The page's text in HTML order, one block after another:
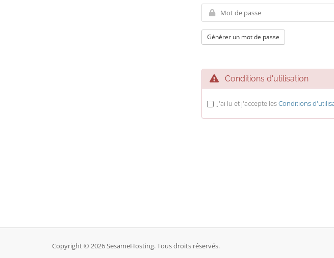
Générer un mot de passe
Conditions d'utilisation
J'ai lu et j'accepte lesConditions
Copyright © 2026 SesameHosting. Tous droits réservés.